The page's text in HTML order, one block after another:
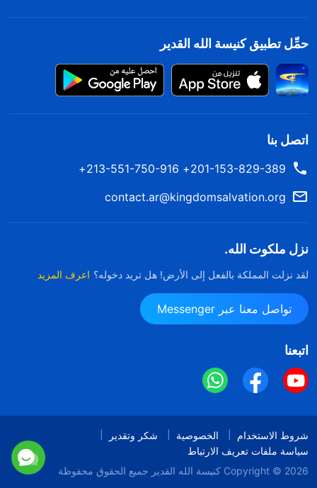
حمِّل تطبيق كنيسة الله القدير
اتصل بنا
201-153-829-389+ 213-551-750-916+
contact.ar@kingdomsalvation.org
نزل ملكوت الله.
لقد نزلت المملكة بالفعل إلى الأرض! هل تريد دخوله؟ اعرف المزيد
تواصل معنا عبر Messenger
اتبعنا
شروط الاستخدام الخصوصية
شكر وتقدير
سياسة ملفات تعريف الارتباط
Copyright © 2026 كنيسة الله القدير جميع الحقوق محفوظة